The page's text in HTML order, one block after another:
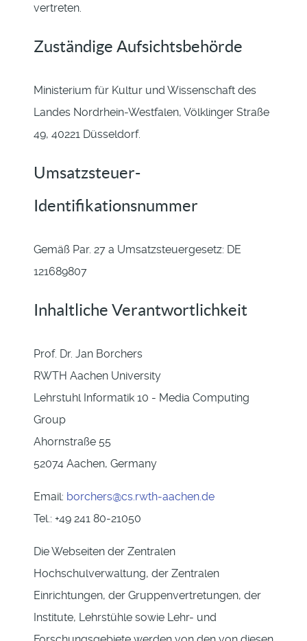
vertreten.
Zuständige Aufsichtsbehörde
Ministerium für Kultur und Wissenschaft des
Landes Nordrhein-Westfalen, Völklinger Straße
49, 40221 Düsseldorf.
Umsatzsteuer-
Identifikationsnummer
Gemäß Par. 27 a Umsatzsteuergesetz: DE
121689807
Inhaltliche Verantwortlichkeit
Prof. Dr. Jan Borchers
RWTH Aachen University
Lehrstuhl Informatik 10 - Media Computing
Group
Ahornstraße 55
52074 Aachen, Germany
Email: borchers@cs.rwth-aachen.de
Tel.: +49 241 80-21050
Die Webseiten der Zentralen
Hochschulverwaltung, der Zentralen
Einrichtungen, der Gruppenvertretungen, der
Institute, Lehrstühle sowie Lehr- und